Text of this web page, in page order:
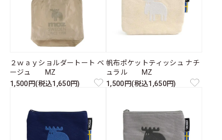
２ｗａｙショルダートート ベ
ージュ MZ
1,500円(税込1,650円)
帆布ポケットティッシュ ナチ
ュラル MZ
1,500円(税込1,650円)